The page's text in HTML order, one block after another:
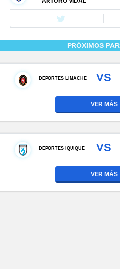
PRÓXIMOS
DEPORTES LIMACHE VS
VER MÁS
DEPORTES IQUIQUE VS
VER MÁS